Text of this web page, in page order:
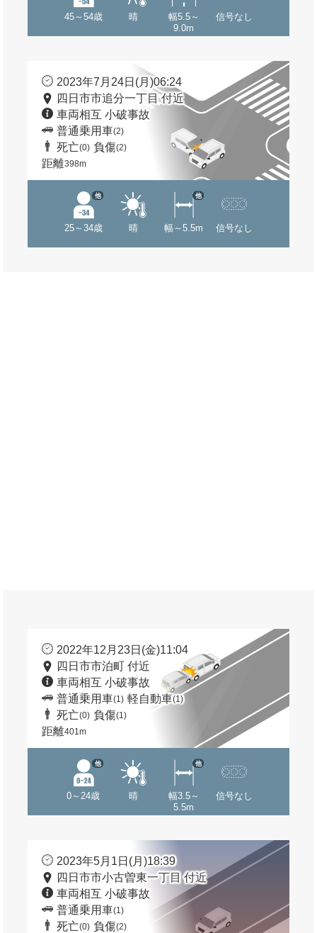
45～54歳 晴
幅5.5～
9.0m
信号なし
2023年7月24日(月)06:24
四日市市追分一丁目 付近
車両相互 小破事故
普通乗用車(2)
死亡(0) 負傷(2)
距離398m
25～34歳
他
晴 幅～5.5m
他
信号なし
2022年12月23日(金)11:04
四日市市泊町 付近
車両相互 小破事故
普通乗用車(1) 軽自動車(1)
死亡(0) 負傷(1)
距離401m
0～24歳
他
晴
幅3.5～
5.5m
他
信号なし
2023年5月1日(月)18:39
四日市市小古曽東一丁目 付近
車両相互 小破事故
普通乗用車(1)
死亡(0) 負傷(2)